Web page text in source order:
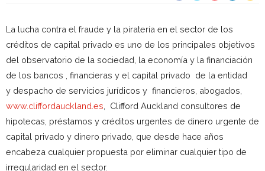
La lucha contra el fraude y la piratería en el sector de los
créditos de capital privado es uno de los principales objetivos
del observatorio de la sociedad, la economía y la financiación
de los bancos , financieras y el capital privado de la entidad
y despacho de servicios jurídicos y financieros, abogados,
www.cliffordauckland.es , Clifford Auckland consultores de
hipotecas, préstamos y créditos urgentes de dinero urgente de
capital privado y dinero privado, que desde hace años
encabeza cualquier propuesta por eliminar cualquier tipo de
irregularidad en el sector.